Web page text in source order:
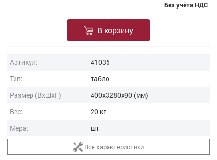
Без учёта НДС
В корзину
Артикул:
41035
Тип:
табло
Размер (ВxШxГ):
400x3280x90 (мм)
Вес:
20 кг
Мера:
шт
Все характеристики